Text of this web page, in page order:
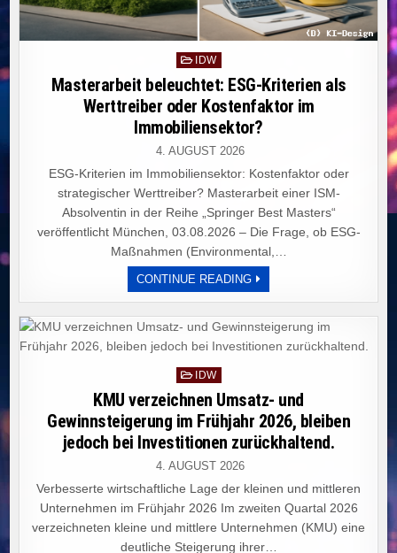
Posted
IDW
Masterarbeit beleuchtet: ESG-Kriterien als
Werttreiber oder Kostenfaktor im
Immobiliensektor?
4. AUGUST 2026
ESG-Kriterien im Immobiliensektor: Kostenfaktor oder
strategischer Werttreiber? Masterarbeit einer ISM-
Absolventin in der Reihe „Springer Best Masters“
veröffentlicht München, 03.08.2026 – Die Frage, ob ESG-
Maßnahmen (Environmental,…
CONTINUE READINGMASTERARBEIT
BELEUCHTET:
ESG-
ALS
WERTTREIBER
ODER
Posted
in
IDW
KMU verzeichnen Umsatz- und
Gewinnsteigerung im Frühjahr 2026, bleiben
jedoch bei Investitionen zurückhaltend.
4. AUGUST 2026
Verbesserte wirtschaftliche Lage der kleinen und mittleren
Unternehmen im Frühjahr 2026 Im zweiten Quartal 2026
verzeichneten kleine und mittlere Unternehmen (KMU) eine
deutliche Steigerung ihrer…